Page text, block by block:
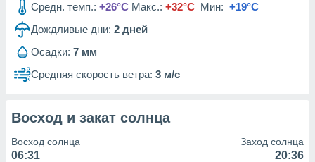
рекламы
сведения
Средн. темп.: +26°C Макс.: +32°C Мин: +19°C
Дождливые дни: 2 дней
Осадки: 7 мм
Средняя скорость ветра: 3 м/с
Восход и закат солнца
Восход солнца
06:31
Заход солнца
20:36